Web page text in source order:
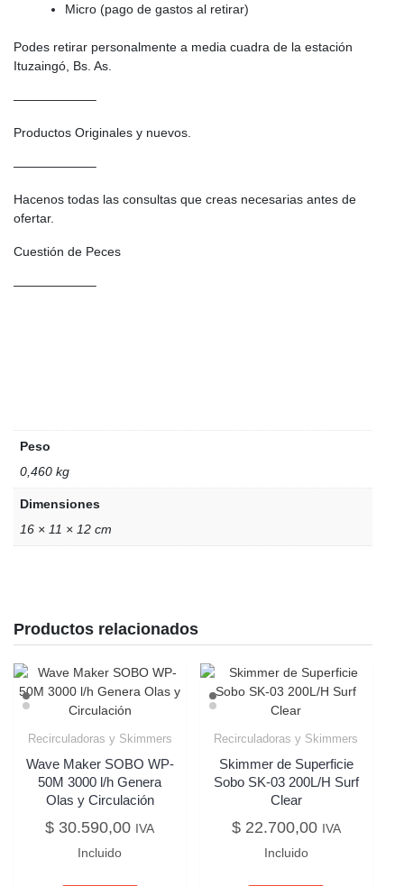
Micro (pago de gastos al retirar)
Podes retirar personalmente a media cuadra de la estación
Ituzaingó, Bs. As.
——————–
Productos Originales y nuevos.
——————–
Hacenos todas las consultas que creas necesarias antes de
ofertar.
Cuestión de Peces
——————–
Peso
0,460 kg
Dimensiones
16 × 11 × 12 cm
Productos relacionados
Recirculadoras y Skimmers
Wave Maker SOBO WP-
50M 3000 l/h Genera
Olas y Circulación
$ 30.590,00 IVA
Incluido
Recirculadoras y Skimmers
Skimmer de Superficie
Sobo SK-03 200L/H Surf
Clear
$22.700,00 IVA
Incluido